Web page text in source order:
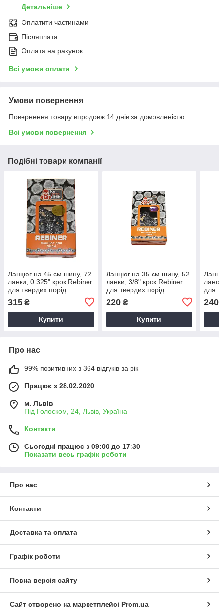
Детальніше
Оплатити частинами
Післяплата
Оплата на рахунок
Всі умови оплати
Умови повернення
Повернення товару впродовж 14 днів за домовленістю
Всі умови повернення
Подібні товари компанії
Ланцюг на 45 см шину, 72
ланки, 0.325" крок Rebiner
для твердих порід
315 ₴
Купити
Ланцюг на 35 см шину, 52
ланки, 3/8" крок Rebiner
для твердих порід
220₴
Купити
для
240
Про нас
99% позитивних з 364 відгуків за рік
Працює з 28.02.2020
м. Львів
Під Голоском, 24, Львів, Україна
Контакти
Сьогодні працює з 09:00 до 17:30
Показати весь графік роботи
Про нас
Контакти
Доставка та оплата
Графік роботи
Повна версія сайту
Сайт створено на маркетплейсі Prom.ua